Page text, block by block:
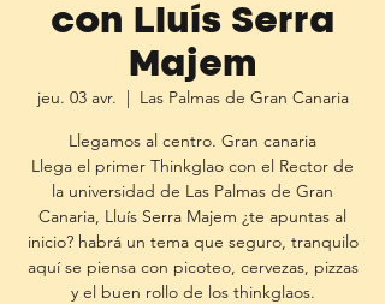
con Lluís Serra
Majem
jeu. 03 avr.
  |
Las Palmas de Gran Canaria
Llegamos al centro. Gran canaria
Llega el primer Thinkglao con el Rector de
la universidad de Las Palmas de Gran
Canaria, Lluís Serra Majem ¿te apuntas al
inicio? habrá un tema que seguro, tranquilo
aquí se piensa con picoteo, cervezas, pizzas
y el buen rollo de los thinkglaos.